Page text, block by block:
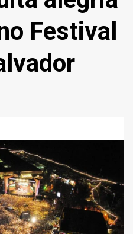
Festival